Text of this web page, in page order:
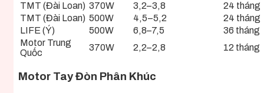
TMT (Đài Loan) 370W 3,2–3,8
24 tháng
TMT (Đài Loan) 500W 4,5–5,2
24 tháng
LIFE (Ý)
500W 6,8–7,5
36 tháng
Motor Trung
Quốc
370W 2,2–2,8 12 tháng
Motor Tay Đòn Phân Khúc